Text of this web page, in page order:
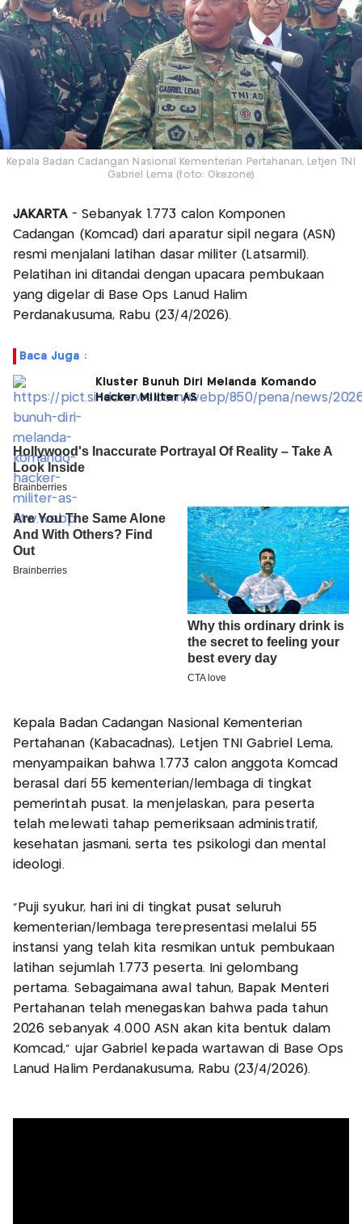
Kepala Badan Cadangan Nasional Kementerian Pertahanan, Letjen TNI
Gabriel Lema (foto: Okezone)
JAKARTA - Sebanyak 1.773 calon Komponen
Cadangan (Komcad) dari aparatur sipil negara (ASN)
resmi menjalani latihan dasar militer (Latsarmil).
Pelatihan ini ditandai dengan upacara pembukaan
yang digelar di Base Ops Lanud Halim
Perdanakusuma, Rabu (23/4/2026).
Baca Juga :
Kluster Bunuh Diri Melanda Komando
Hacker Militer AS
Kepala Badan Cadangan Nasional Kementerian
Pertahanan (Kabacadnas), Letjen TNI Gabriel Lema,
menyampaikan bahwa 1.773 calon anggota Komcad
berasal dari 55 kementerian/lembaga di tingkat
pemerintah pusat. Ia menjelaskan, para peserta
telah melewati tahap pemeriksaan administratif,
kesehatan jasmani, serta tes psikologi dan mental
ideologi.
"Puji syukur, hari ini di tingkat pusat seluruh
kementerian/lembaga terepresentasi melalui 55
instansi yang telah kita resmikan untuk pembukaan
latihan sejumlah 1.773 peserta. Ini gelombang
pertama. Sebagaimana awal tahun, Bapak Menteri
Pertahanan telah menegaskan bahwa pada tahun
2026 sebanyak 4.000 ASN akan kita bentuk dalam
Komcad," ujar Gabriel kepada wartawan di Base Ops
Lanud Halim Perdanakusuma, Rabu (23/4/2026).